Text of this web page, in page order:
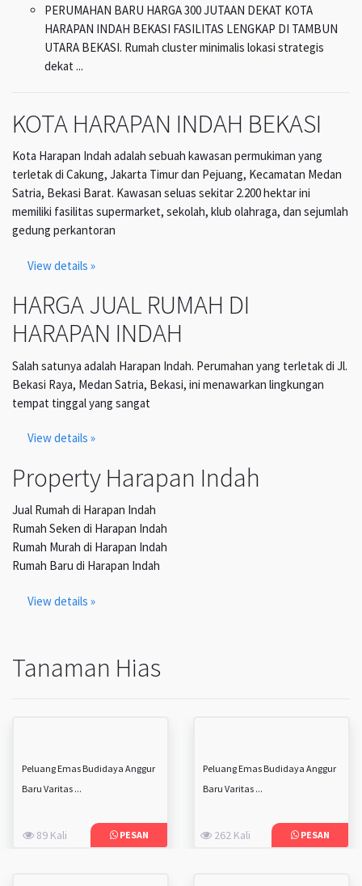
PERUMAHAN BARU HARGA 300 JUTAAN DEKAT KOTA
HARAPAN INDAH BEKASI FASILITAS LENGKAP DI TAMBUN
UTARA BEKASI. Rumah cluster minimalis lokasi strategis
dekat ...
KOTA HARAPAN INDAH BEKASI
Kota Harapan Indah adalah sebuah kawasan permukiman yang
terletak di Cakung, Jakarta Timur dan Pejuang, Kecamatan Medan
Satria, Bekasi Barat. Kawasan seluas sekitar 2.200 hektar ini
memiliki fasilitas supermarket, sekolah, klub olahraga, dan sejumlah
gedung perkantoran
View details »
HARGA JUAL RUMAH DI
HARAPAN INDAH
Salah satunya adalah Harapan Indah. Perumahan yang terletak di Jl.
Bekasi Raya, Medan Satria, Bekasi, ini menawarkan lingkungan
tempat tinggal yang sangat
View details »
Property Harapan Indah
Jual Rumah di Harapan Indah
Rumah Seken di Harapan Indah
Rumah Murah di Harapan Indah
Rumah Baru di Harapan Indah
View details »
Tanaman Hias
Peluang Emas Budidaya Anggur
Baru Varitas ...
89 Kali PESAN
Peluang Emas Budidaya Anggur
Baru Varitas ...
262 Kali PESAN